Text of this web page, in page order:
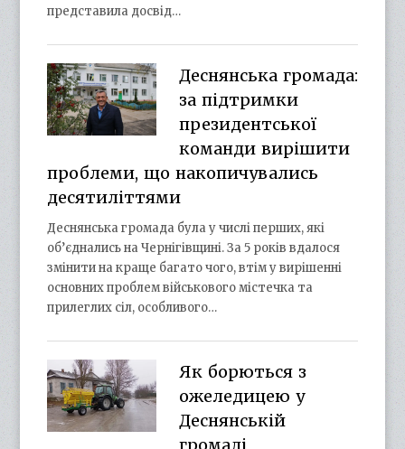
представила досвід…
Деснянська громада:
за підтримки
президентської
команди вирішити
проблеми, що накопичувались
десятиліттями
Деснянська громада була у числі перших, які
об’єднались на Чернігівщині. За 5 років вдалося
змінити на краще багато чого, втім у вирішенні
основних проблем військового містечка та
прилеглих сіл, особливого…
Як борються з
ожеледицею у
Деснянській